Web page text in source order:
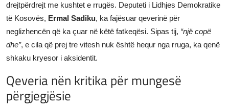
drejtpërdrejt me kushtet e rrugës. Deputeti i Lidhjes Demokratike
të Kosovës, Ermal Sadiku, ka fajësuar qeverinë për
neglizhencën që ka çuar në këtë fatkeqësi. Sipas tij, “një copë
dhe”, e cila që prej tre vitesh nuk është hequr nga rruga, ka qenë
shkaku kryesor i aksidentit.
Qeveria nën kritika për mungesë
përgjegjësie